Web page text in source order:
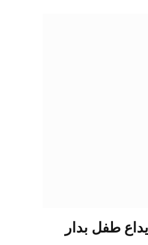
طفل بدار